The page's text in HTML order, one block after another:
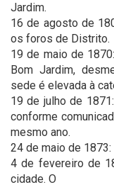
Jardim.
16 de agosto de
os foros de Distrito.
19 de maio de
Bom Jardim,
sede é elevada à
19 de julho de
conforme
mesmo ano.
24 de maio de 1873:
4 de fevereiro de
cidade. O